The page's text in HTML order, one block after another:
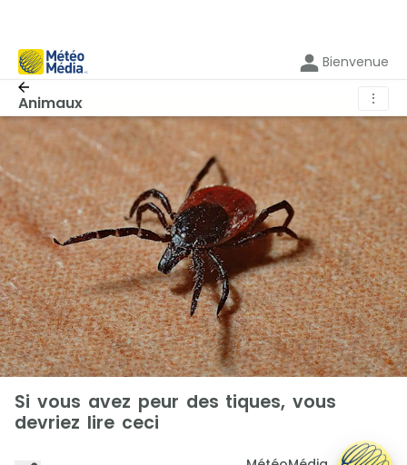
Bienvenue
Animaux ⋮
Si vous avez peur des tiques, vous
devriez lire ceci